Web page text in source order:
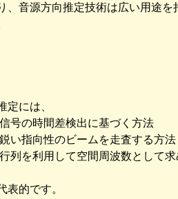
、音源方向推定技術は広い用途を
定には、
の時間差検出に基づく方法
指向性のビームを走査する方法
を利用して空間周波数として求
表的です。